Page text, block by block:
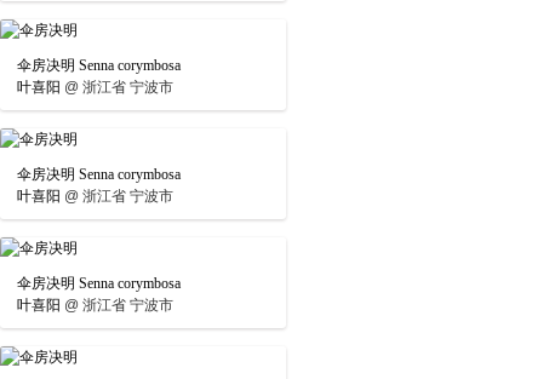
伞房决明 Senna corymbosa
叶喜阳 @ 浙江省 宁波市
伞房决明 Senna corymbosa
叶喜阳 @ 浙江省 宁波市
伞房决明 Senna corymbosa
叶喜阳 @ 浙江省 宁波市